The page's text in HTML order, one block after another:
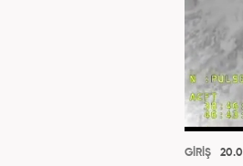
GİRİŞ